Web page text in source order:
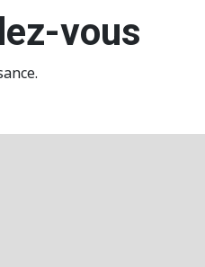
vous